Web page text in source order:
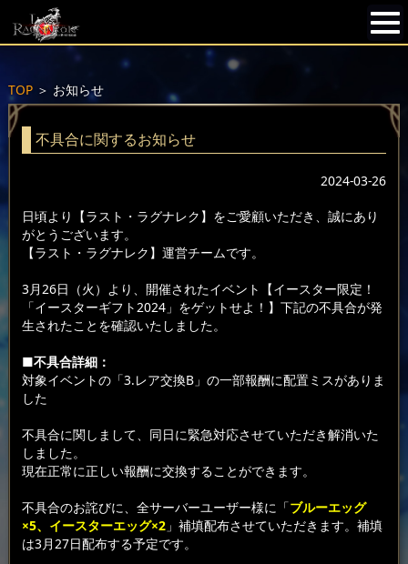
TOP＞ お知らせ
不具合に関するお知らせ
2024-03-26
日頃より【ラスト・ラグナレク】をご愛顧いただき、誠にあり
がとうございます。
【ラスト・ラグナレク】運営チームです。
3月26日（火）より、開催されたイベント【イースター限定！
「イースターギフト2024」をゲットせよ！】下記の不具合が発
生されたことを確認いたしました。
■不具合詳細：
対象イベントの「3.レア交換B」の一部報酬に配置ミスがありま
した
不具合に関しまして、同日に緊急対応させていただき解消いた
しました。
現在正常に正しい報酬に交換することができます。
不具合のお詫びに、全サーバーユーザー様に「ブルーエッグ
×5、イースターエッグ×2」補填配布させていただきます。補填
は3月27日配布する予定です。